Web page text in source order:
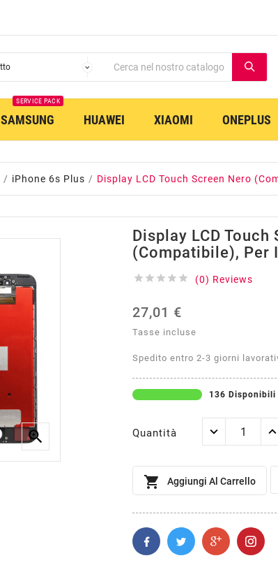
SAMSUNG
SERVICE PACK
HUAWEI XIAOMI ONEPLUS
iPhone 6s Plus Display LCD Touch Screen Nero

Display LCD Touch
(Compatibile), Per
     (0) Reviews
27,01 €
Tasse incluse
Spedito entro 2-3 giorni
136 Disponibili
Quantità
 Aggiungi Al Carrello